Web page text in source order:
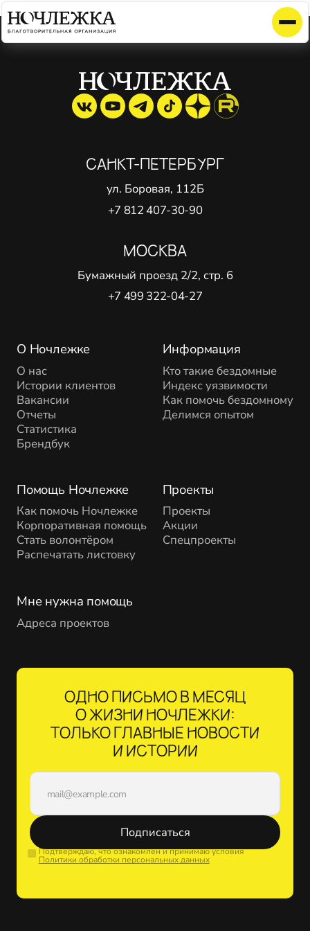
Элемент не найден!
О Ночлежке
О нас
Истории клиентов
Вакансии
Отчеты
Статистика
Брендбук
Помощь Ночлежке
Как помочь Ночлежке
Корпоративная помощь
Стать волонтёром
Распечатать листовку
Проекты
Проекты
Акции
Спецпроекты
Информация
Кто такие бездомные
Индекс уязвимости
Как помочь бездомному
Делимся опытом
Мне нужна помощь
Адреса проектов
САНКТ-ПЕТЕРБУРГ
ул. Боровая, 112Б
+7 812 407-30-90
МОСКВА
Бумажный проезд 2/2, стр. 6
+7 499 322-04-27
ОДНО ПИСЬМО В МЕСЯЦ
О ЖИЗНИ НОЧЛЕЖКИ:
ТОЛЬКО ГЛАВНЫЕ НОВОСТИ
И ИСТОРИИ
Подписаться
Подтверждаю, что ознакомлен и принимаю условия
Политики обработки персональных данных